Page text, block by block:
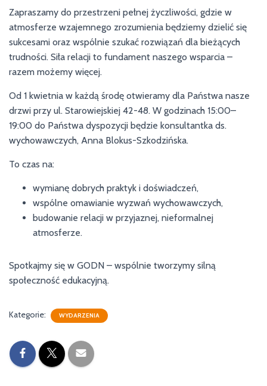
Zapraszamy do przestrzeni pełnej życzliwości, gdzie w
atmosferze wzajemnego zrozumienia będziemy dzielić się
sukcesami oraz wspólnie szukać rozwiązań dla bieżących
trudności. Siła relacji to fundament naszego wsparcia –
razem możemy więcej.
Od 1 kwietnia w każdą środę otwieramy dla Państwa nasze
drzwi przy ul. Starowiejskiej 42-48. W godzinach 15:00–
19:00 do Państwa dyspozycji będzie konsultantka ds.
wychowawczych, Anna Blokus-Szkodzińska.
To czas na:
wymianę dobrych praktyk i doświadczeń,
wspólne omawianie wyzwań wychowawczych,
budowanie relacji w przyjaznej, nieformalnej
atmosferze.
Spotkajmy się w GODN – wspólnie tworzymy silną
społeczność edukacyjną.
Kategorie: WYDARZENIA